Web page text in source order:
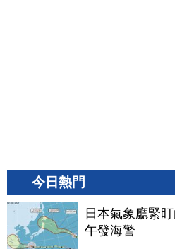
今日熱門
日本氣象廳緊
午發海警